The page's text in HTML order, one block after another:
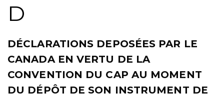
D
DÉCLARATIONS DEPOSÉES PAR LE
CANADA EN VERTU DE LA
CONVENTION DU CAP AU MOMENT
DU DÉPÔT DE SON INSTRUMENT DE